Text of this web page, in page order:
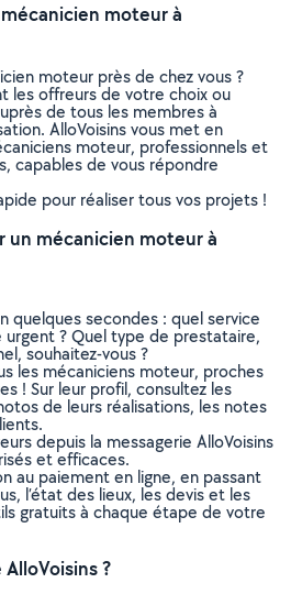
moteur à
moteur près de chez vous ?
les offreurs de votre choix ou
de tous les membres à
AlloVoisins vous met en
moteur, professionnels et
capables de vous répondre
pour réaliser tous vos projets !
un mécanicien moteur à
quelques secondes : quel service
urgent ? Quel type de prestataire,
souhaitez-vous ?
les mécaniciens moteur, proches
! Sur leur profil, consultez les
de leurs réalisations, les notes
depuis la messagerie AlloVoisins
et efficaces.
au paiement en ligne, en passant
l’état des lieux, les devis et les
gratuits à chaque étape de votre
?